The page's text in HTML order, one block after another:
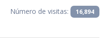
Número de visitas: 16,894